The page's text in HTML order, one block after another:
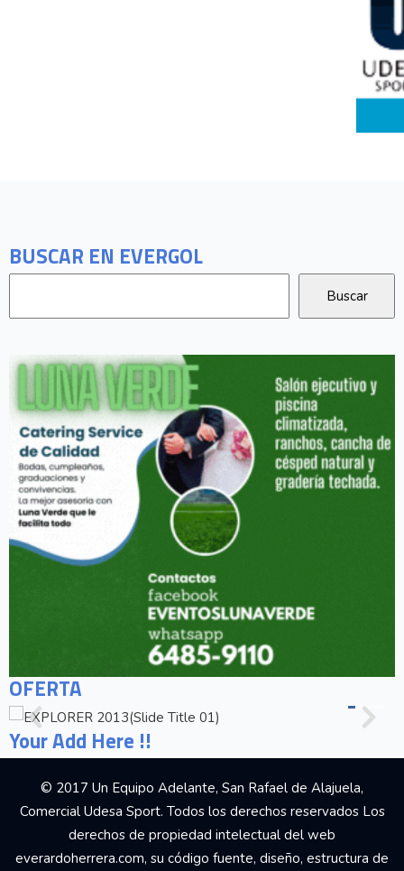
BUSCAR EN EVERGOL
OFERTA
Your Add Here !!
© 2017 Un Equipo Adelante, San Rafael de Alajuela,
Comercial Udesa Sport. Todos los derechos reservados Los
derechos de propiedad intelectual del web
everardoherrera.com, su código fuente, diseño, estructura de